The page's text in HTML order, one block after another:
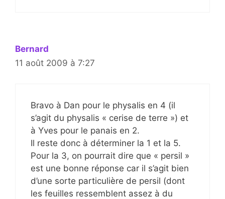
Bernard
11 août 2009 à 7:27
Bravo à Dan pour le physalis en 4 (il
s’agit du physalis « cerise de terre ») et
à Yves pour le panais en 2.
Il reste donc à déterminer la 1 et la 5.
Pour la 3, on pourrait dire que « persil »
est une bonne réponse car il s’agit bien
d’une sorte particulière de persil (dont
les feuilles ressemblent assez à du